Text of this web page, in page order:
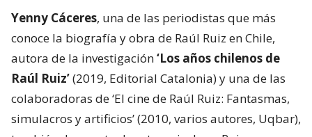
Yenny Cáceres, una de las periodistas que más
conoce la biografía y obra de Raúl Ruiz en Chile,
autora de la investigación‘Los años chilenos de
Raúl Ruiz’(2019, Editorial Catalonia) y una de las
colaboradoras de ‘El cine de Raúl Ruiz: Fantasmas,
simulacros y artificios’ (2010, varios autores, Uqbar),